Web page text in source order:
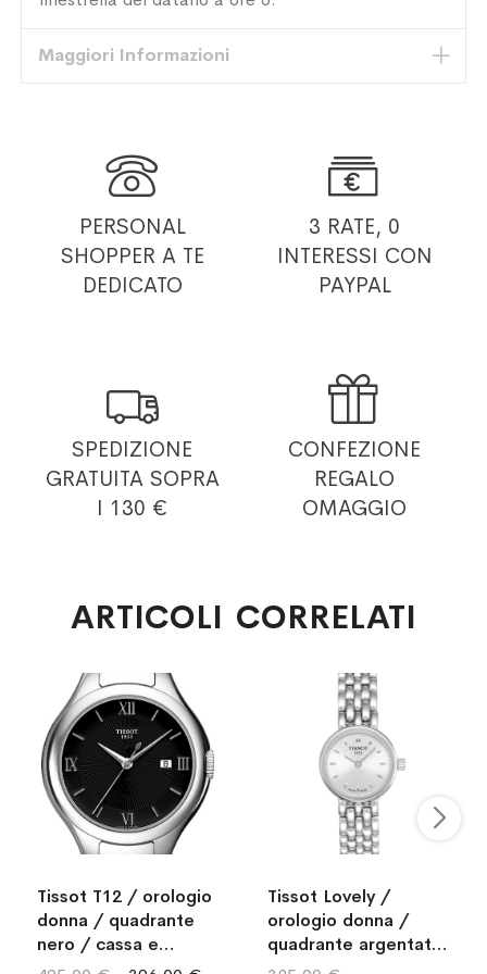
Maggiori Informazioni

PERSONAL
SHOPPER A TE
DEDICATO

3 RATE, 0
INTERESSI CON
PAYPAL

SPEDIZIONE
GRATUITA SOPRA
I 130 €

CONFEZIONE
REGALO
OMAGGIO
ARTICOLI CORRELATI
Tissot T12 / orologio
donna / quadrante
nero / cassa e
bracciale acciaio
Tissot Lovely /
orologio donna /
quadrante argentato
/ cassa e bracciale